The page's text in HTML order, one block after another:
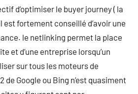
d’optimiser le buyer journey ( la
est fortement conseillé d’avoir une
le netlinking permet la place
et d’une entreprise lorsqu’un
sur tous les moteurs de
de Google ou Bing n’est quasiment